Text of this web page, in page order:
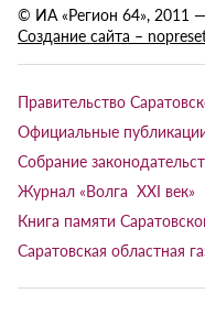
© ИА «Регион 64», 2011
Создание сайта –
Правительство
Официальные
Собрание
Журнал «Волга XXI век»
Книга памяти
Саратовская областная